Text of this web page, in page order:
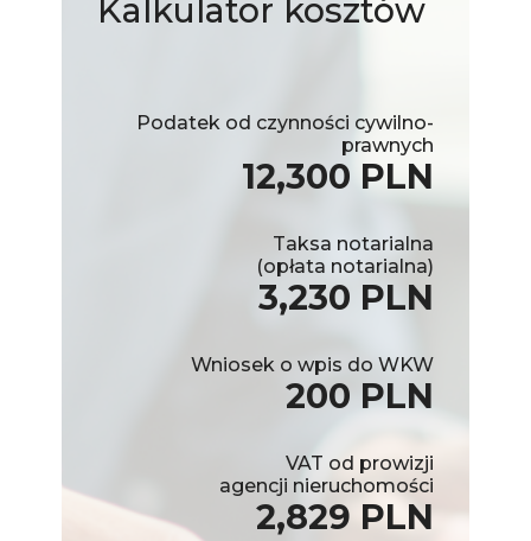
Kalkulator kosztów
Podatek od czynności cywilno-
prawnych
12,300 PLN
Taksa notarialna
(opłata notarialna)
3,230 PLN
Wniosek o wpis do WKW
200 PLN
VAT od prowizji
agencji nieruchomości
2,829 PLN